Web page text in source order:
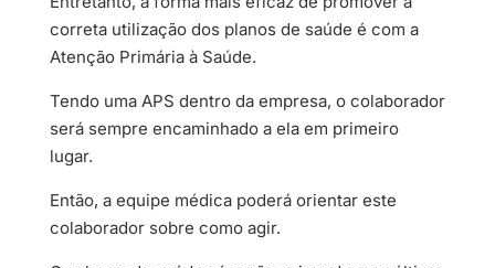
correta utilização dos planos de saúde é com a
Atenção Primária à Saúde.
Tendo uma APS dentro da empresa, o colaborador
será sempre encaminhado a ela em primeiro
lugar.
Então, a equipe médica poderá orientar este
colaborador sobre como agir.